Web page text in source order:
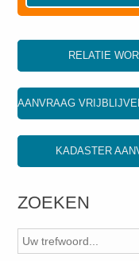
RELATIE
AANVRAAG
KADASTER
ZOEKEN